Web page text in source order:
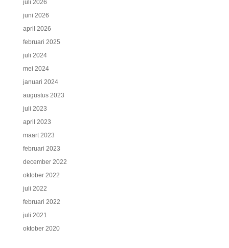
juli 2026
juni 2026
april 2026
februari 2025
juli 2024
mei 2024
januari 2024
augustus 2023
juli 2023
april 2023
maart 2023
februari 2023
december 2022
oktober 2022
juli 2022
februari 2022
juli 2021
oktober 2020